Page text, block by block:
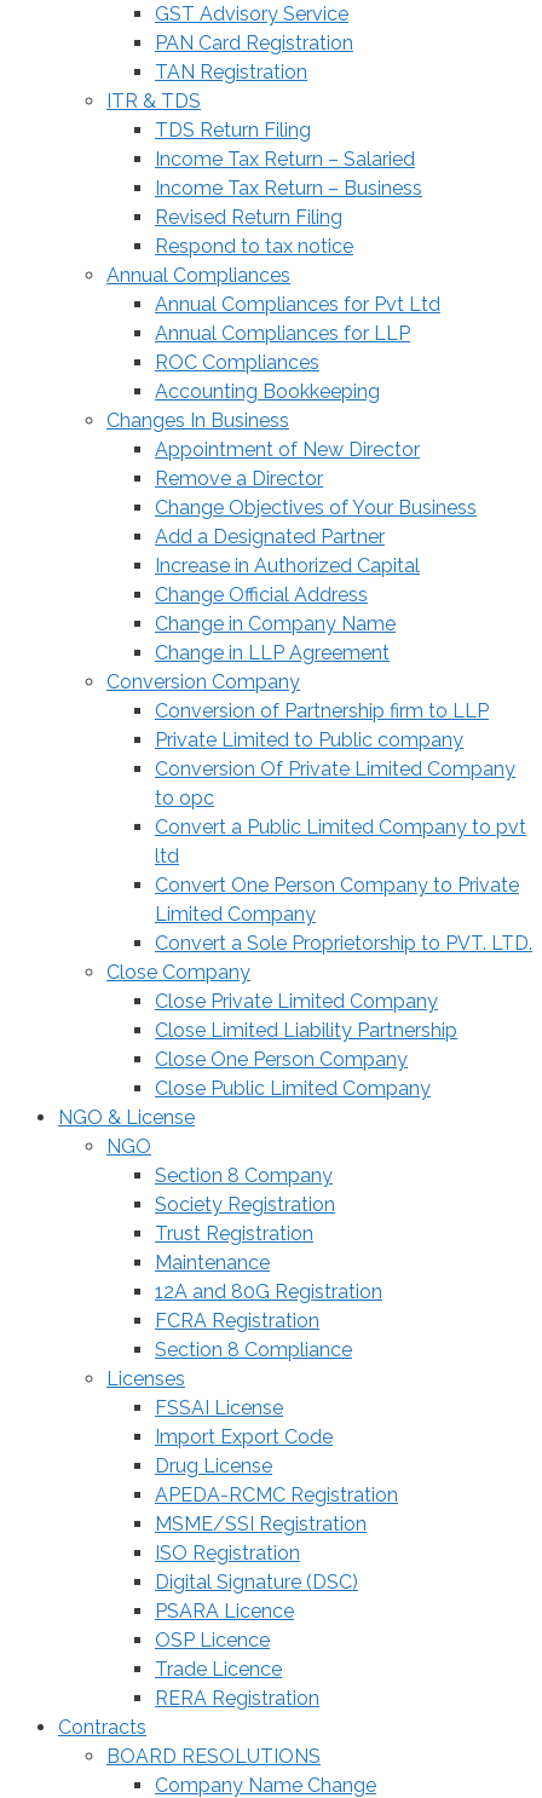
GST Advisory Service
PAN Card Registration
TAN Registration
ITR & TDS
TDS Return Filing
Income Tax Return – Salaried
Income Tax Return – Business
Revised Return Filing
Respond to tax notice
Annual Compliances
Annual Compliances for Pvt Ltd
Annual Compliances for LLP
ROC Compliances
Accounting Bookkeeping
Changes In Business
Appointment of New Director
Remove a Director
Change Objectives of Your Business
Add a Designated Partner
Increase in Authorized Capital
Change Official Address
Change in Company Name
Change in LLP Agreement
Conversion Company
Conversion of Partnership firm to LLP
Private Limited to Public company
Conversion Of Private Limited Company
to opc
Convert a Public Limited Company to pvt
ltd
Convert One Person Company to Private
Limited Company
Convert a Sole Proprietorship to PVT. LTD.
Close Company
Close Private Limited Company
Close Limited Liability Partnership
Close One Person Company
Close Public Limited Company
NGO & License
NGO
Section 8 Company
Society Registration
Trust Registration
Maintenance
12A and 80G Registration
FCRA Registration
Section 8 Compliance
Licenses
FSSAI License
Import Export Code
Drug License
APEDA-RCMC Registration
MSME/SSI Registration
ISO Registration
Digital Signature (DSC)
PSARA Licence
OSP Licence
Trade Licence
RERA Registration
Contracts
BOARD RESOLUTIONS
Company Name Change